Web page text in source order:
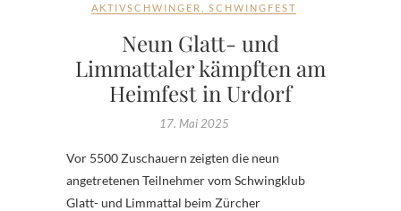
AKTIVSCHWINGER SCHWINGFEST
Neun Glatt- und
Limmattaler kämpften am
Heimfest in Urdorf
17. Mai 2025
Vor 5500 Zuschauern zeigten die neun
angetretenen Teilnehmer vom Schwingklub
Glatt- und Limmattal beim Zürcher